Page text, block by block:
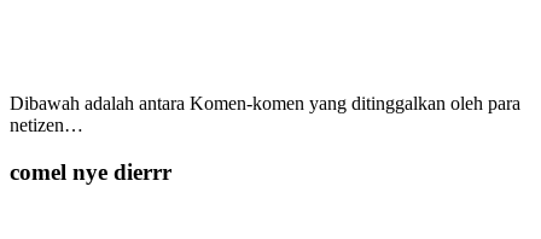
Dibawah adalah antara Komen-komen yang ditinggalkan oleh para
netizen…
comel nye dierrr